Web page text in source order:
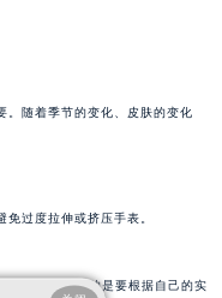
。随着季节的变化、皮肤的变化
过度拉伸或挤压手表。
的问题。重要的是要根据自己的实